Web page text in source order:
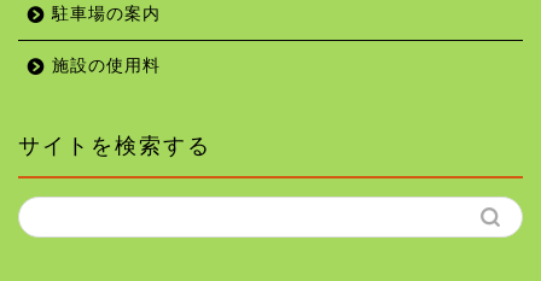
駐車場の案内
施設の使用料
サイトを検索する